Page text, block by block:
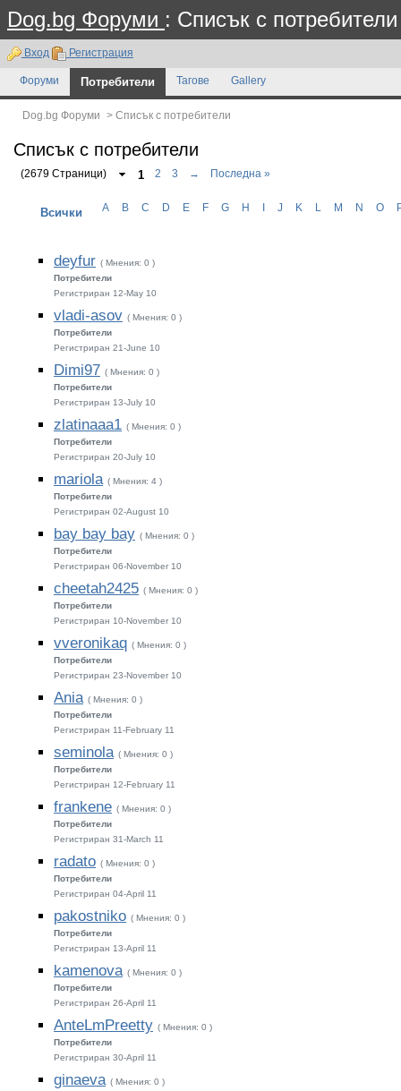
Dog.bg Форуми : Списък с потребители
Вход Регистрация
Форуми Потребители Тагове Gallery
Dog.bg Форуми > Списък с потребители
Списък с потребители
(2679 Страници) 1 2 3 → Последна »
Всички A B C D E F G H J K M N O
deyfur ( Мнения: 0 )
Потребители
Регистриран 12-May 10
vladi-asov ( Мнения: 0 )
Потребители
Регистриран 21-June 10
Dimi97 ( Мнения: 0 )
Потребители
Регистриран 13-July 10
zlatinaaa1 ( Мнения: 0 )
Потребители
Регистриран 20-July 10
mariola ( Мнения: 4 )
Потребители
Регистриран 02-August 10
bay bay bay ( Мнения: 0 )
Потребители
Регистриран 06-November 10
cheetah2425 ( Мнения: 0 )
Потребители
Регистриран 10-November 10
vveronikaq ( Мнения: 0 )
Потребители
Регистриран 23-November 10
Ania ( Мнения: 0 )
Потребители
Регистриран 11-February 11
seminola ( Мнения: 0 )
Потребители
Регистриран 12-February 11
frankene ( Мнения: 0 )
Потребители
Регистриран 31-March 11
radato ( Мнения: 0 )
Потребители
Регистриран 04-April 11
pakostniko ( Мнения: 0 )
Потребители
Регистриран 13-April 11
kamenova ( Мнения: 0 )
Потребители
Регистриран 26-April 11
AnteLmPreetty ( Мнения: 0 )
Потребители
Регистриран 30-April 11
ginaeva ( Мнения: 0 )